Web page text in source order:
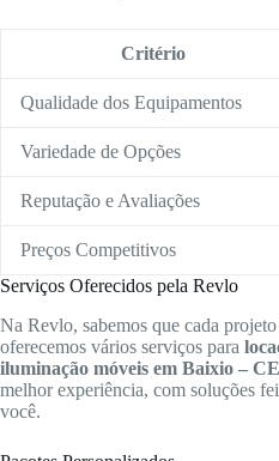
Critério
Qualidade dos Equipamentos
Variedade de Opções
Reputação e Avaliações
Preços Competitivos
Serviços Oferecidos pela Revlo
Na Revlo, sabemos que cada
oferecemos vários serviços para
iluminação móveis em Baixio – CE
melhor experiência, com soluções
você.